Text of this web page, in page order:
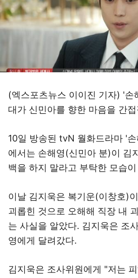
(엑스포츠뉴스 이이진 기자) '손
대가 신민아를 향한 마음을 간
10일 방송된 tvN 월화드라마 '
에서는 손해영(신민아 분)이 김
백을 하지 말라고 부탁한 모습
이날 김지욱은 복기운(이창호)
괴롭힌 것으로 오해해 직장 내
는 사실을 알았다. 김지욱은 조
영에게 달려갔다.
김지욱은 조사위원에게 "저는